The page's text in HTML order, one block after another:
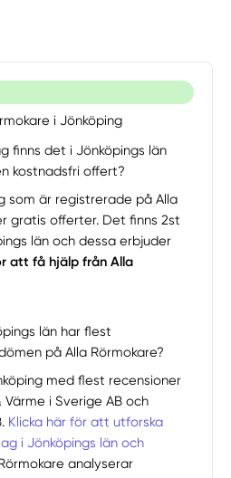
i Jönköping
finns det i Jönköpings län
kostnadsfri offert?
som är registrerade på Alla
gratis offerter. Det finns 2st
län och dessa erbjuder
att få hjälp från Alla
län har flest
på Alla Rörmokare?
med flest recensioner
i Sverige AB och
Klicka här för att utforska
i Jönköpings län och
analyserar